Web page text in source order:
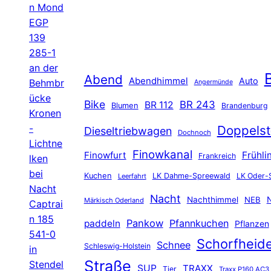
n Mond
EGP
139
285-1
an der
Behmbr
ücke
Kronen
-
Lichtne
lken
bei
Nacht
Captrai
n 185
541-0
in
Stendel
Abend Abendhimmel Angermünde Auto
Bike Blumen BR 112 BR 243 Brandenburg
Dieseltriebwagen Dochnoch
Finowfurt Finowkanal Frankreich
Kuchen Leerfahrt LK Dahme-Spreewald LK Oder-
Märkisch Oderland Nacht Nachthimmel NEB
paddeln Pankow Pfannkuchen Pflanzen
Schleswig-Holstein Schnee
Straße SUP Tier TRAXX Traxx P160 AC3